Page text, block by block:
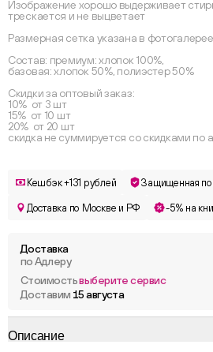
Изображение хорошо выдерживает
трескается и не выцветает
Размерная сетка указана в фотогалерее
Состав: премиум: хлопок 100%,
базовая: хлопок 50%, полиэстер 50%
Скидки за оптовый заказ:
10% от 3 шт
15% от 10 шт
20% от 20 шт
скидка не суммируется со скидками по
Кешбэк +131 рублей Защищенная
Доставка по Москве и РФ -5% на
Доставка
по Адлеру
Стоимостьвыберите сервис
Доставим 15 августа
Описание